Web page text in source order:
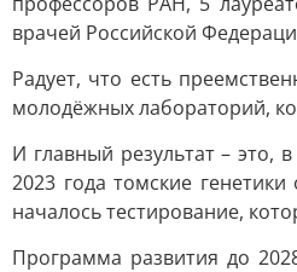
врачей Российской
Радует, что есть
молодёжных лабораторий,
И главный результат – это,
2023 года томские
началось тестирование,
Программа развития до